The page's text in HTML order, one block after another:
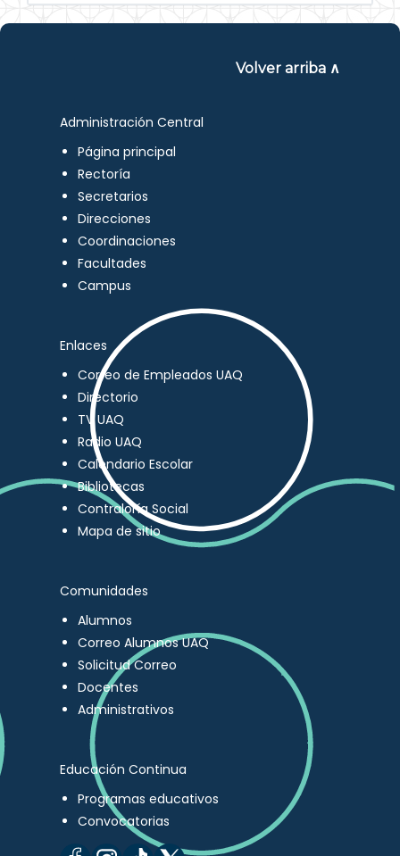
Volver arriba ∧
Administración Central
Página principal
Rectoría
Secretarios
Direcciones
Coordinaciones
Facultades
Campus
Enlaces
Correo de Empleados UAQ
Directorio
TV UAQ
Radio UAQ
Calendario Escolar
Bibliotecas
Contraloría Social
Mapa de sitio
Comunidades
Alumnos
Correo Alumnos UAQ
Solicitud Correo
Docentes
Administrativos
Educación Continua
Programas educativos
Convocatorias